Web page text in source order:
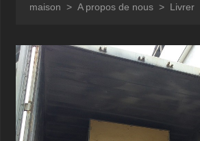
maison > A propos de nous > Livrer